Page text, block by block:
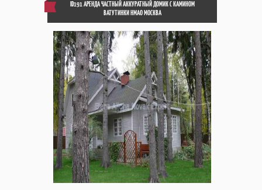
ID191 АРЕНДА ЧАСТНЫЙ АККУРАТНЫЙ ДОМИК С КАМИНОМ
ВАТУТИНКИ НМАО МОСКВА